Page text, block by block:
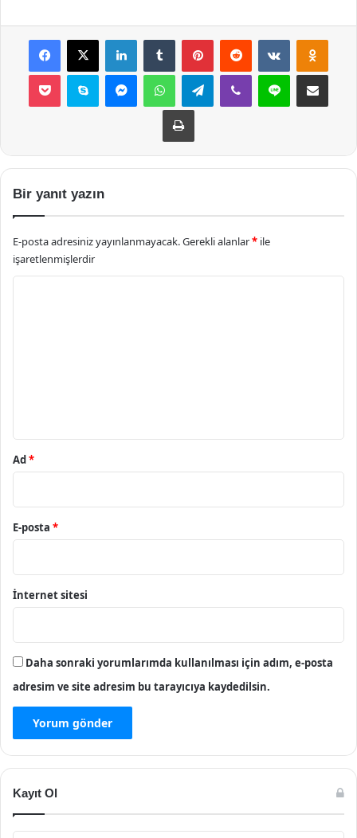
Facebook
X LinkedInTumblr PinterestReddit VKontakte
Pocket Skype MessengerWhatsAppTelegramViber Line E-Posta ile
Yazdır
Bir yanıt yazın
E-posta adresiniz yayınlanmayacak.Gerekli alanlar* ile
işaretlenmişlerdir
Ad*
E-posta *
İnternet sitesi
Daha sonraki yorumlarımda kullanılması için adım, e-posta
adresim ve site adresim bu tarayıcıya kaydedilsin.
Kayıt Ol